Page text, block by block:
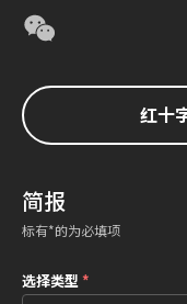
红十
简报
标有*的为必填项
选择类型*